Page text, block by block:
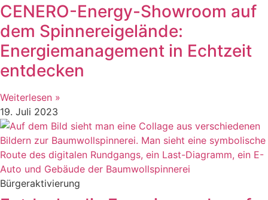
CENERO-Energy-Showroom auf
dem Spinnereigelände:
Energiemanagement in Echtzeit
entdecken
Weiterlesen »
19. Juli 2023
Bürgeraktivierung